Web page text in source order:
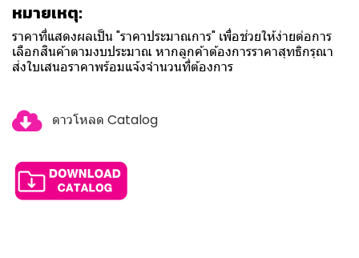
หมายเหตุ:
ราคาที่แสดงผลเป็น "ราคาประมาณการ" เพื่อช่วยให้ง่ายต่อการ
เลือกสินค้าตามงบประมาณ หากลูกค้าต้องการราคาสุทธิกรุณา
ส่งใบเสนอราคาพร้อมแจ้งจำนวนที่ต้องการ
ดาวโหลด Catalog